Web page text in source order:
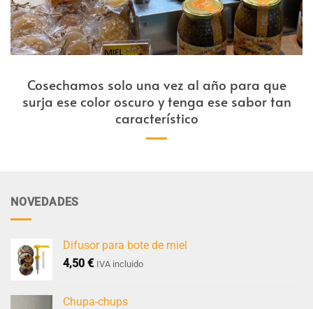
Cosechamos solo una vez al año para que
surja ese color oscuro y tenga ese sabor tan
característico
NOVEDADES
Difusor para bote de miel
4,50 € IVA incluido
Chupa-chups